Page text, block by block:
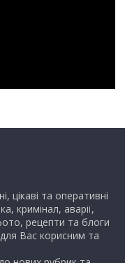
цікаві та оперативні
кримінал, аварії,
рецепти та блоги
Вас корисним та